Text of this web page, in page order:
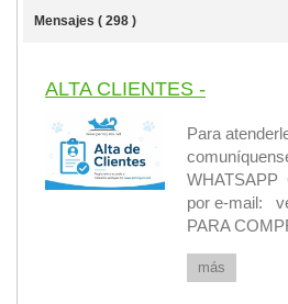
Mensajes ( 298 )
ALTA CLIENTES -
Para
WHATSAPP
por e-mail:
PARA
más